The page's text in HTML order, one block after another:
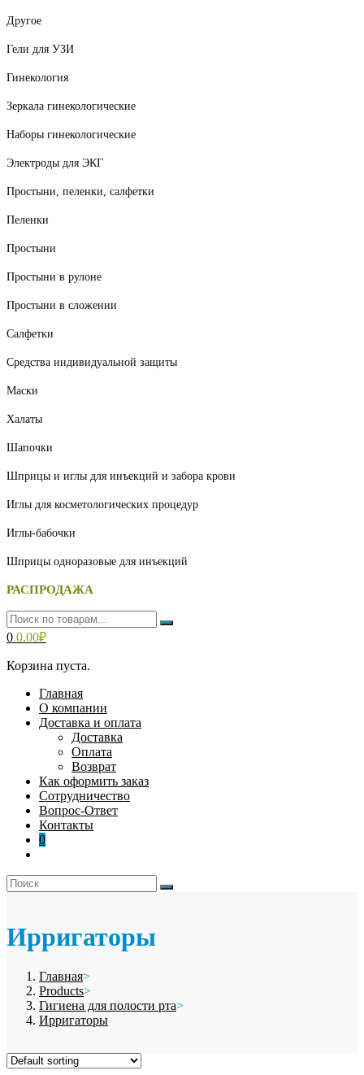
Другое
Гели для УЗИ
Гинекология
Зеркала гинекологические
Наборы гинекологические
Электроды для ЭКГ
Простыни, пеленки, салфетки
Пеленки
Простыни
Простыни в рулоне
Простыни в сложении
Салфетки
Средства индивидуальной защиты
Маски
Халаты
Шапочки
Шприцы и иглы для инъекций и забора крови
Иглы для косметологических процедур
Иглы-бабочки
Шприцы одноразовые для инъекций
РАСПРОДАЖА
0 0.00₽
Корзина пуста.
Главная
О компании
Доставка и оплата
Доставка
Оплата
Возврат
Как оформить заказ
Сотрудничество
Вопрос-Ответ
Контакты
0
Ирригаторы
Главная>
Products>
Гигиена для полости рта>
Ирригаторы